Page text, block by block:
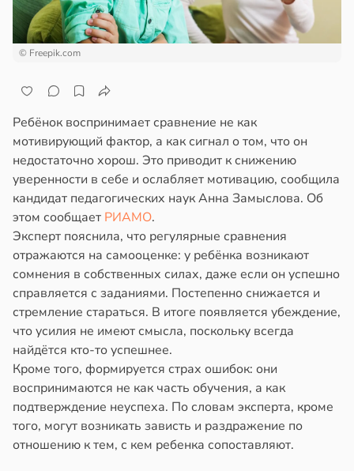
© Freepik.com
Ребёнок воспринимает сравнение не как
мотивирующий фактор, а как сигнал о том, что он
недостаточно хорош. Это приводит к снижению
уверенности в себе и ослабляет мотивацию, сообщила
кандидат педагогических наук Анна Замыслова. Об
этом сообщает РИАМО.
Эксперт пояснила, что регулярные сравнения
отражаются на самооценке: у ребёнка возникают
сомнения в собственных силах, даже если он успешно
справляется с заданиями. Постепенно снижается и
стремление стараться. В итоге появляется убеждение,
что усилия не имеют смысла, поскольку всегда
найдётся кто-то успешнее.
Кроме того, формируется страх ошибок: они
воспринимаются не как часть обучения, а как
подтверждение неуспеха. По словам эксперта, кроме
того, могут возникать зависть и раздражение по
отношению к тем, с кем ребенка сопоставляют.